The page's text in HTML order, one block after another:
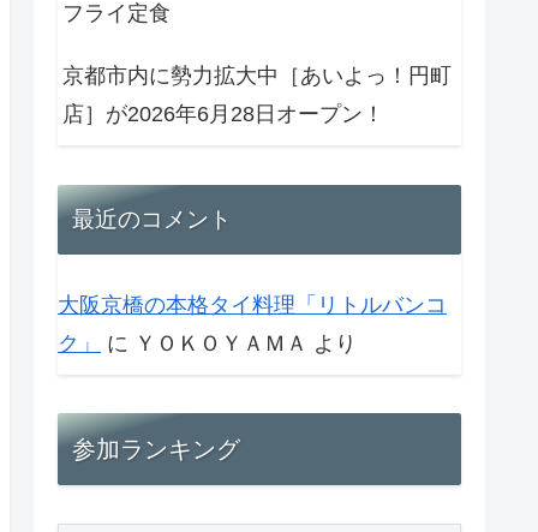
フライ定食
京都市内に勢力拡大中［あいよっ！円町
店］が2026年6月28日オープン！
最近のコメント
大阪京橋の本格タイ料理「リトルバンコ
ク」
に ＹＯＫＯＹＡＭＡ より
参加ランキング